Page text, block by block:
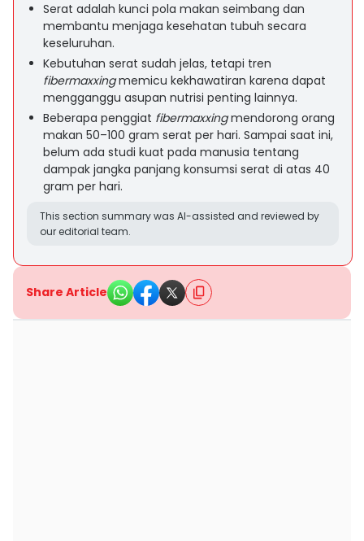
Serat adalah kunci pola makan seimbang dan
membantu menjaga kesehatan tubuh secara
keseluruhan.
Kebutuhan serat sudah jelas, tetapi tren
fibermaxxingmemicu kekhawatiran karena dapat
mengganggu asupan nutrisi penting lainnya.
Beberapa penggiat fibermaxxingmendorong orang
makan 50–100 gram serat per hari. Sampai saat ini,
belum ada studi kuat pada manusia tentang
dampak jangka panjang konsumsi serat di atas 40
gram per hari.
This section summary was AI-assisted and reviewed by
our editorial team.
Share Article